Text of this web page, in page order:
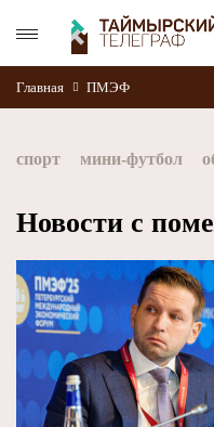
Главная ПМЭФ
спорт мини-футбол
Норникель
автографы истории
МФК Норильский
Новости с